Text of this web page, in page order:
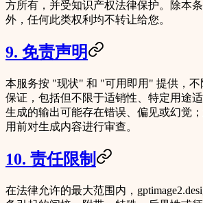
方所有，并受知识产权法律保护。除本
外，任何此类权利均不转让给您。
9. 免责声明
本服务按 "现状" 和 "可用即用" 提供，不
保证，包括但不限于适销性、特定用途
生成的输出可能存在错误、偏见或幻觉
用前对生成内容进行审查。
10. 责任限制
在法律允许的最大范围内，